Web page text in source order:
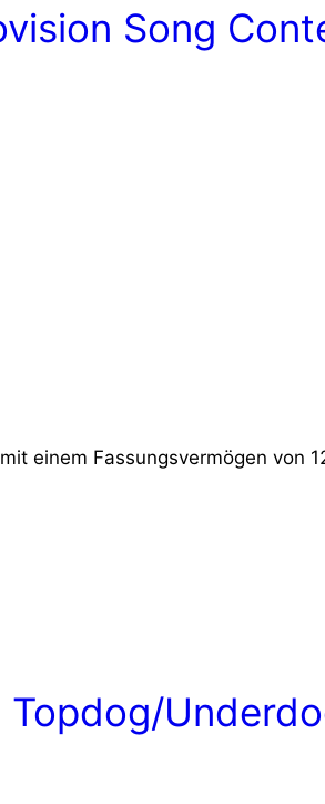
Song
einem Fassungsvermögen von
Topdog/